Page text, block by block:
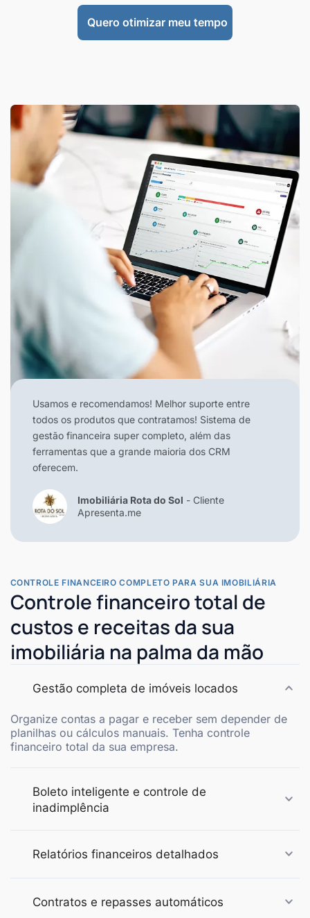
Quero otimizar meu tempo
CONTROLE FINANCEIRO COMPLETO PARA SUA IMOBILIÁRIA
Controle financeiro total de
custos e receitas da sua
imobiliária na palma da mão
Gestão completa de imóveis locados
Organize contas a pagar e receber sem depender de
planilhas ou cálculos manuais. Tenha controle
financeiro total da sua empresa.
Boleto inteligente e controle de
inadimplência
Relatórios financeiros detalhados
Contratos e repasses automáticos
Usamos e recomendamos! Melhor suporte entre
todos os produtos que contratamos! Sistema de
gestão financeira super completo, além das
ferramentas que a grande maioria dos CRM
oferecem.
Imobiliária Rota do Sol - Cliente
Apresenta.me